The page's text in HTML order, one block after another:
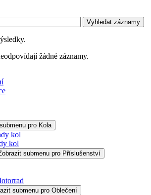
Vyhledat záznamy
žádné záznamy.
pro Kola
kol
kol
submenu pro Příslušenství
submenu pro Oblečení